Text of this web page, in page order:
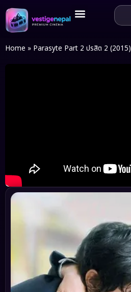
Home » Parasyte Part 2 ปรสิต 2 (2015)